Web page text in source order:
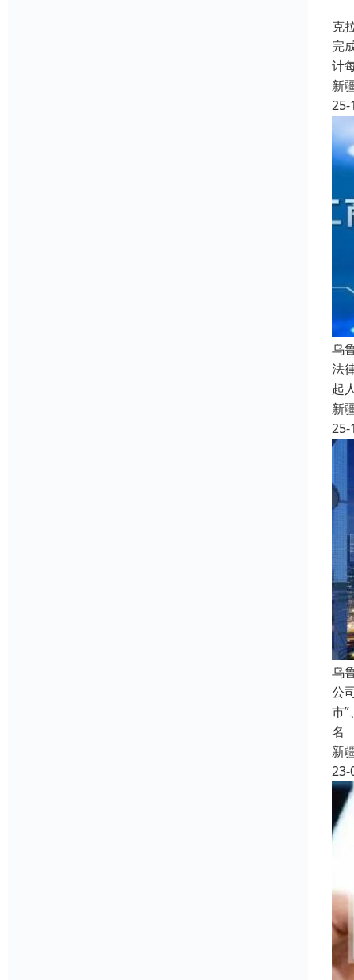
克
完
计
新
25-
乌
法
起
新
25-
乌
公
市
名
新
23-